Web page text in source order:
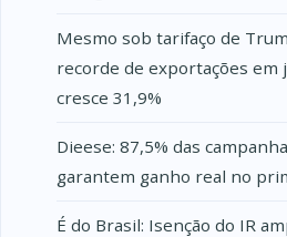
Mesmo sob tarifaço de
recorde de exportações em
cresce 31,9%
Dieese: 87,5% das
garantem ganho real no
É do Brasil: Isenção do IR